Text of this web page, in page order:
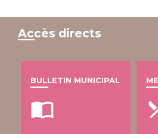
Accès directs
BULLETIN MUNICIPAL
import_contacts